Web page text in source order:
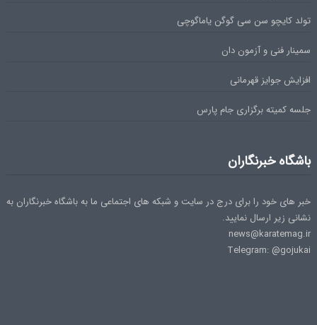
تولد کایچو سن سی گوگن یاماگوچی
سمینار فنی و آزمون دان
افزایش جوایز قهرمانی
جلسه کمیته برگزاری جام پارس
باشگاه خبرنگاران
خبر های خود را برای درج در سایت و شبکه های اجتماعی ما به باشگاه خبرنگاران به
نشانی زیر ارسال نمایید.
news@karatemag.ir
Telegram: @gojukai